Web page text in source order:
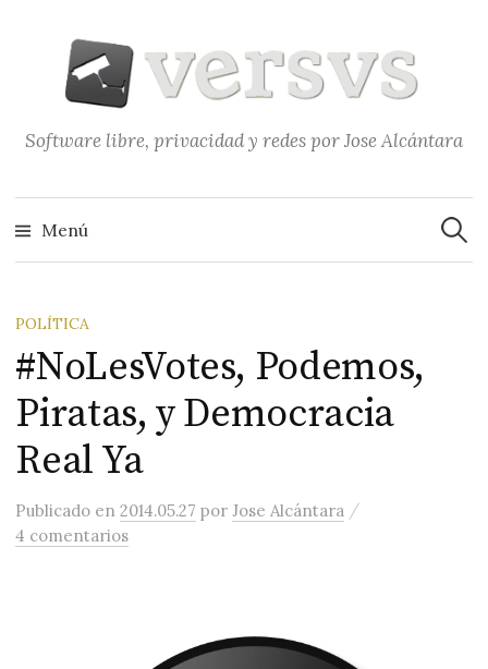
contenido
Software libre, privacidad y redes por Jose Alcántara
Menú
POLÍTICA
#NoLesVotes, Podemos,
Piratas, y Democracia
Real Ya
Publicado en2014.05.27 porJose Alcántara /
4 comentarios